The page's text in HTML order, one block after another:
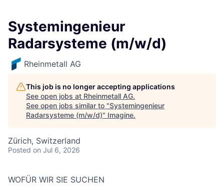
Systemingenieur
Radarsysteme (m/w/d)
Rheinmetall AG
This job is no longer accepting applications
See open jobs at Rheinmetall AG.
See open jobs similar to "Systemingenieur
Radarsysteme (m/w/d)" Imagine.
Zürich, Switzerland
Posted on Jul 6, 2026
WOFÜR WIR SIE SUCHEN